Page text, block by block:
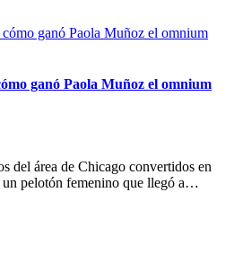
ganó Paola Muñoz el omnium
del área de Chicago convertidos en
pelotón femenino que llegó a…